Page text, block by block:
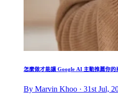
怎麼做才能讓 Google AI 主動推薦你的
By Marvin Khoo · 31st Jul,